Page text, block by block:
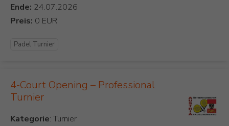
Ende:
Preis:
Padel Turnier
4-Court Opening – Professional
Turnier
Kategorie